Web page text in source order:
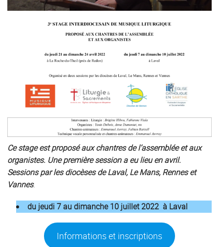
Ce stage estproposé aux chantres de l’assemblée et aux
organistes. Une première session a eu lieu en avril.
Sessions par les diocèses de Laval, Le Mans, Rennes et
Vannes.
du jeudi 7 au dimanche 10 juillet 2022 à Laval
Informations et inscriptions